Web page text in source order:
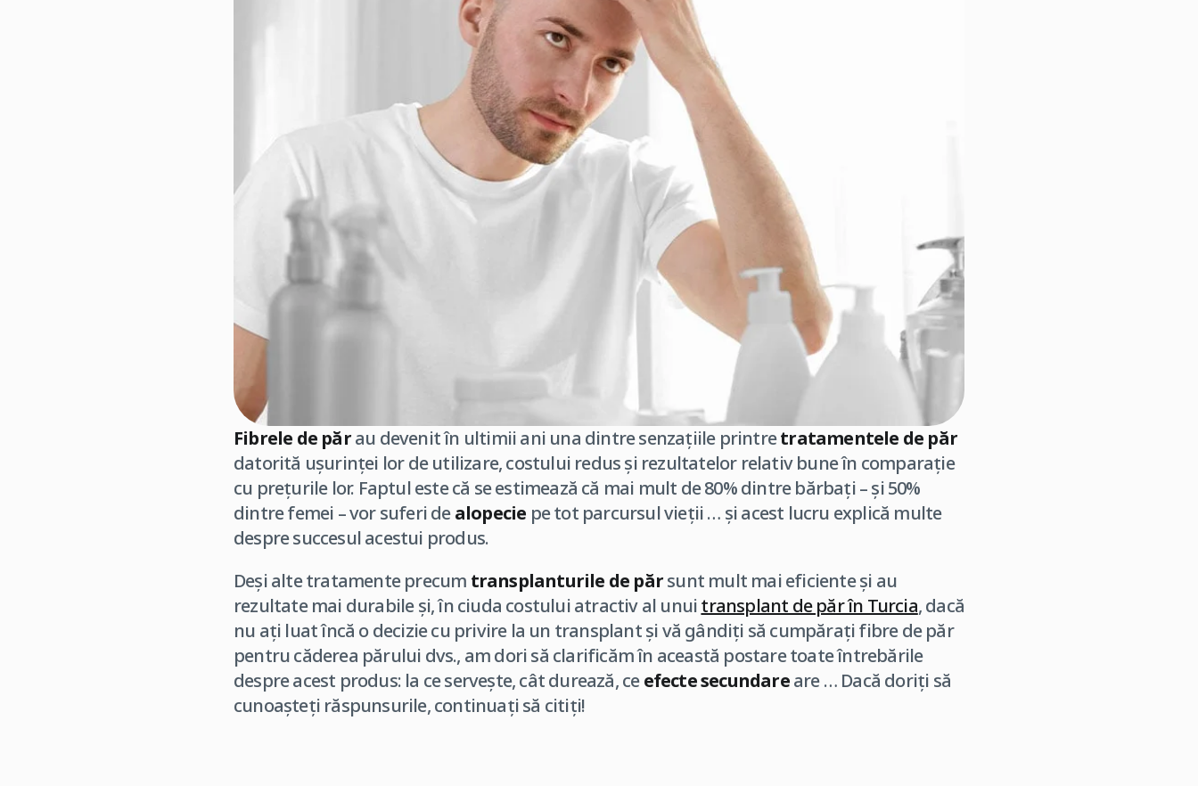
Fibrele de părau devenit în ultimii ani una dintre senzațiile printretratamentele de păr
datorită ușurinței lor de utilizare, costului redus și rezultatelor relativ bune în comparație
cu prețurile lor. Faptul este că se estimează că mai mult de 80% dintre bărbați – și 50%
dintre femei – vor suferi dealopecie pe tot parcursul vieții … și acest lucru explică multe
despre succesul acestui produs.
Deși alte tratamente precum transplanturile de părsunt mult mai eficiente și au
rezultate mai durabile și, în ciuda costului atractiv al unuitransplant de păr în Turcia, dacă
nu ați luat încă o decizie cu privire la un transplant și vă gândiți să cumpărați fibre de păr
pentru căderea părului dvs., am dori să clarificăm în această postare toate întrebările
despre acest produs: la ce servește, cât durează, ceefecte secundareare … Dacă doriți să
cunoașteți răspunsurile, continuați să citiți!